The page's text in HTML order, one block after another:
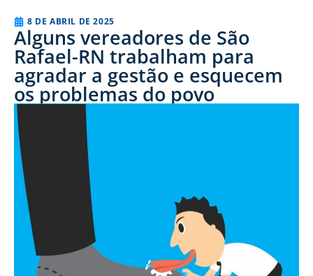
8 DE ABRIL DE 2025
Alguns vereadores de São
Rafael-RN trabalham para
agradar a gestão e esquecem
os problemas do povo